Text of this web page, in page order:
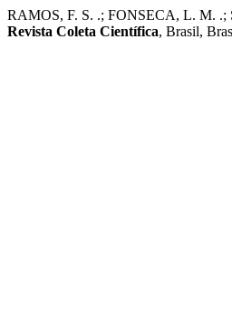
RAMOS, F. S. .; FONSECA, L. M. .;
Revista Coleta Científica, Brasil,